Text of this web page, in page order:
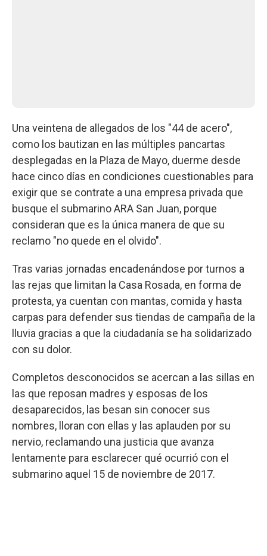
Una veintena de allegados de los "44 de acero",
como los bautizan en las múltiples pancartas
desplegadas en la Plaza de Mayo, duerme desde
hace cinco días en condiciones cuestionables para
exigir que se contrate a una empresa privada que
busque el submarino ARA San Juan, porque
consideran que es la única manera de que su
reclamo "no quede en el olvido".
Tras varias jornadas encadenándose por turnos a
las rejas que limitan la Casa Rosada, en forma de
protesta, ya cuentan con mantas, comida y hasta
carpas para defender sus tiendas de campaña de la
lluvia gracias a que la ciudadanía se ha solidarizado
con su dolor.
Completos desconocidos se acercan a las sillas en
las que reposan madres y esposas de los
desaparecidos, las besan sin conocer sus
nombres, lloran con ellas y las aplauden por su
nervio, reclamando una justicia que avanza
lentamente para esclarecer qué ocurrió con el
submarino aquel 15 de noviembre de 2017.